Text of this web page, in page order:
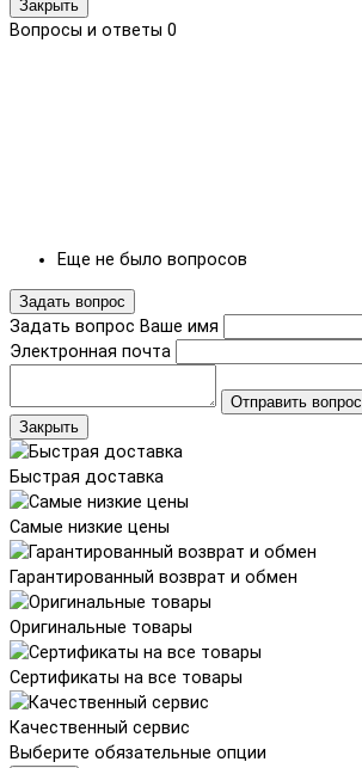
Закрыть
Вопросы и ответы 0
Еще не было вопросов
Задать вопрос
Задать вопрос Ваше имя
Электронная почта
Отправить вопрос
Закрыть
Быстрая доставка
Самые низкие цены
Гарантированный возврат и обмен
Оригинальные товары
Сертификаты на все товары
Качественный сервис
Выберите обязательные опции